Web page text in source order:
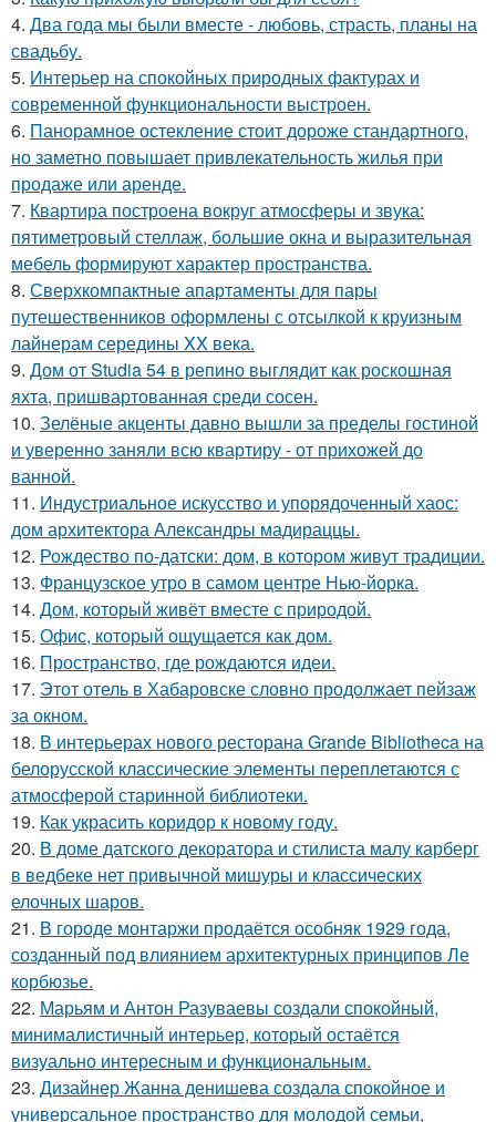
4. Два года мы были вместе - любовь, страсть, планы на
свадьбу.
5. Интерьер на спокойных природных фактурах и
современной функциональности выстроен.
6. Панорамное остекление стоит дороже стандартного,
но заметно повышает привлекательность жилья при
продаже или аренде.
7. Квартира построена вокруг атмосферы и звука:
пятиметровый стеллаж, большие окна и выразительная
мебель формируют характер пространства.
8. Сверхкомпактные апартаменты для пары
путешественников оформлены с отсылкой к круизным
лайнерам середины XX века.
9. Дом от Studia 54 в репино выглядит как роскошная
яхта, пришвартованная среди сосен.
10. Зелёные акценты давно вышли за пределы гостиной
и уверенно заняли всю квартиру - от прихожей до
ванной.
11. Индустриальное искусство и упорядоченный хаос:
дом архитектора Александры мадираццы.
12. Рождество по-датски: дом, в котором живут традиции.
13. Французское утро в самом центре Нью-йорка.
14. Дом, который живёт вместе с природой.
15. Офис, который ощущается как дом.
16. Пространство, где рождаются идеи.
17. Этот отель в Хабаровске словно продолжает пейзаж
за окном.
18. В интерьерах нового ресторана Grande Bibliotheca на
белорусской классические элементы переплетаются с
атмосферой старинной библиотеки.
19. Как украсить коридор к новому году.
20. В доме датского декоратора и стилиста малу карберг
в ведбеке нет привычной мишуры и классических
елочных шаров.
21. В городе монтаржи продаётся особняк 1929 года,
созданный под влиянием архитектурных принципов Ле
корбюзье.
22. Марьям и Антон Разуваевы создали спокойный,
минималистичный интерьер, который остаётся
визуально интересным и функциональным.
23. Дизайнер Жанна денишева создала спокойное и
универсальное пространство для молодой семьи,